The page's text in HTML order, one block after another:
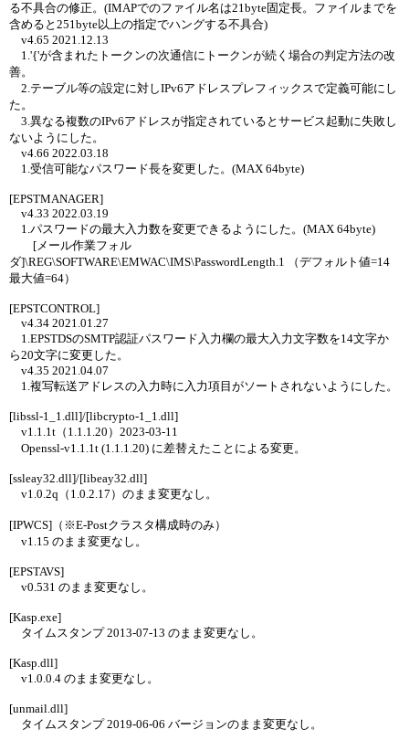
る不具合の修正。(IMAPでのファイル名は21byte固定長。ファイルまでを
含めると251byte以上の指定でハングする不具合)
v4.65 2021.12.13
1.'{'が含まれたトークンの次通信にトークンが続く場合の判定方法の改
善。
2.テーブル等の設定に対しIPv6アドレスプレフィックスで定義可能にし
た。
3.異なる複数のIPv6アドレスが指定されているとサービス起動に失敗し
ないようにした。
v4.66 2022.03.18
1.受信可能なパスワード長を変更した。(MAX 64byte)
[EPSTMANAGER]
v4.33 2022.03.19
1.パスワードの最大入力数を変更できるようにした。(MAX 64byte)
[メール作業フォル
ダ]\REG\SOFTWARE\EMWAC\IMS\PasswordLength.1 （デフォルト値=14
最大値=64）
[EPSTCONTROL]
v4.34 2021.01.27
1.EPSTDSのSMTP認証パスワード入力欄の最大入力文字数を14文字か
ら20文字に変更した。
v4.35 2021.04.07
1.複写転送アドレスの入力時に入力項目がソートされないようにした。
[libssl-1_1.dll]/[libcrypto-1_1.dll]
v1.1.1t（1.1.1.20）2023-03-11
Openssl-v1.1.1t (1.1.1.20) に差替えたことによる変更。
[ssleay32.dll]/[libeay32.dll]
v1.0.2q（1.0.2.17）のまま変更なし。
[IPWCS]（※E-Postクラスタ構成時のみ）
v1.15 のまま変更なし。
[EPSTAVS]
v0.531 のまま変更なし。
[Kasp.exe]
タイムスタンプ 2013-07-13 のまま変更なし。
[Kasp.dll]
v1.0.0.4 のまま変更なし。
[unmail.dll]
タイムスタンプ 2019-06-06 バージョンのまま変更なし。